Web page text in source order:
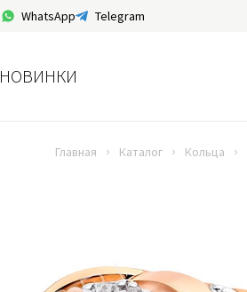
WhatsApp Telegram
НОВИНКИ
Главная Каталог Кольца